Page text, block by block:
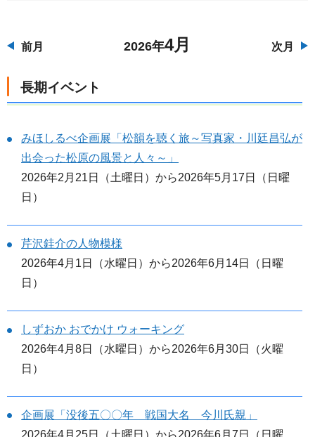
前月 2026年4月 次月
長期イベント
みほしるべ企画展「松韻を聴く旅～写真家・川廷昌弘が
出会った松原の風景と人々～」
2026年2月21日（土曜日）から2026年5月17日（日曜
日）
芹沢銈介の人物模様
2026年4月1日（水曜日）から2026年6月14日（日曜
日）
しずおか おでかけ ウォーキング
2026年4月8日（水曜日）から2026年6月30日（火曜
日）
企画展「没後五〇〇年 戦国大名 今川氏親」
2026年4月25日（土曜日）から2026年6月7日（日曜